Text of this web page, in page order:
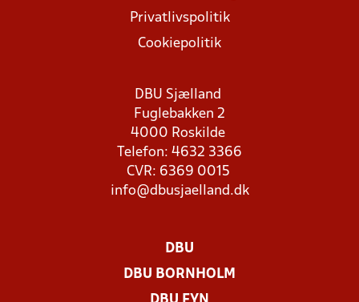
Privatlivspolitik
Cookiepolitik
DBU Sjælland
Fuglebakken 2
4000 Roskilde
Telefon: 4632 3366
CVR: 6369 0015
info@dbusjaelland.dk
DBU
DBU BORNHOLM